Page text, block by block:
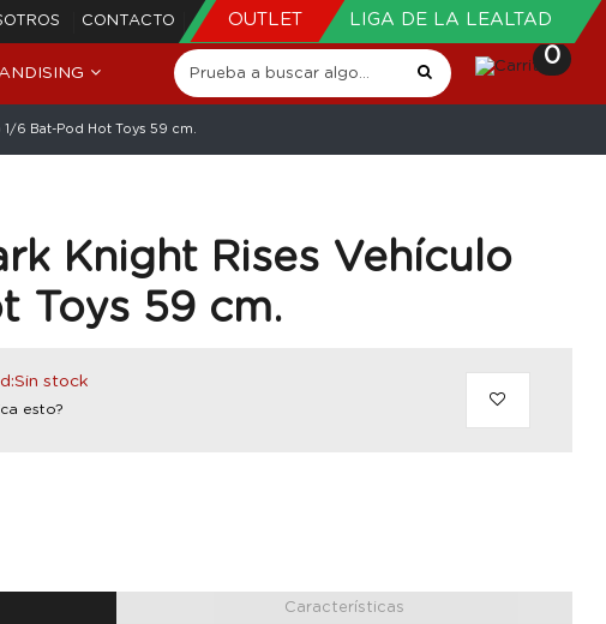
CONTACTO OUTLET LIGA DE LA LEALTAD
0
1/6 Bat-Pod Hot Toys 59 cm.
Knight Rises Vehículo
Toys 59 cm.
stock
esto?
Características